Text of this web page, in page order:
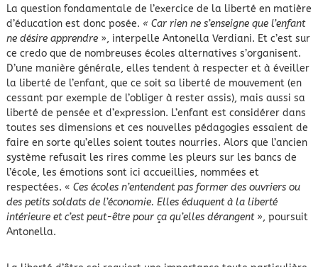
La question fondamentale de l’exercice de la liberté en matière
d’éducation est donc posée. « Car rien ne s’enseigne que l’enfant
ne désire apprendre», interpelle Antonella Verdiani. Et c’est sur
ce credo que de nombreuses écoles alternatives s’organisent.
D’une manière générale, elles tendent à respecter et à éveiller
la liberté de l’enfant, que ce soit sa liberté de mouvement (en
cessant par exemple de l’obliger à rester assis), mais aussi sa
liberté de pensée et d’expression. L’enfant est considérer dans
toutes ses dimensions et ces nouvelles pédagogies essaient de
faire en sorte qu’elles soient toutes nourries. Alors que l’ancien
système refusait les rires comme les pleurs sur les bancs de
l’école, les émotions sont ici accueillies, nommées et
respectées. « Ces écoles n’entendent pas former des ouvriers ou
des petits soldats de l’économie. Elles éduquent à la liberté
intérieure et c’est peut-être pour ça qu’elles dérangent », poursuit
Antonella.